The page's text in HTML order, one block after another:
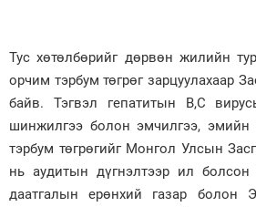
Тус хөтөлбөрийг дөрвөн жилийн
орчим тэрбум төгрөг зарцуулахаар
байв. Тэгвэл гепатитын В,С
шинжилгээ болон эмчилгээ, эмийн
тэрбум төгрөгийг Монгол Улсын
нь аудитын дүгнэлтээр ил
даатгалын ерөнхий газар болон